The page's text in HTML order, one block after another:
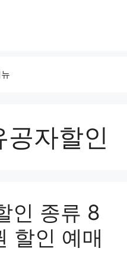
공자할인
인 종류 8
할인 예매